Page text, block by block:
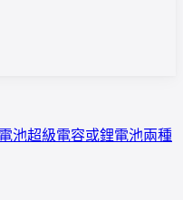
池超級電容或鋰電池兩種